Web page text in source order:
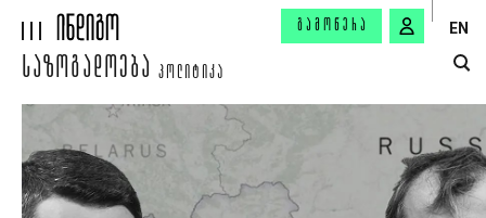
ᲒᲐᲛᲝᲬᲔᲠᲐ EN
ᲡᲐᲖᲝᲒᲐᲓᲝᲔᲑᲐ ᲞᲝᲚᲘᲢᲘᲙᲐ